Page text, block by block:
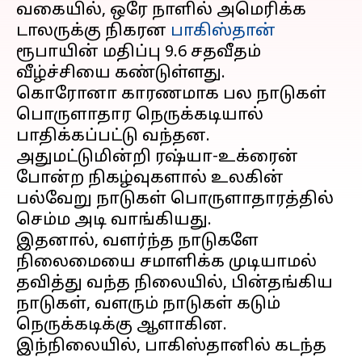
வகையில், ஒரே நாளில் அமெரிக்க
டாலருக்கு நிகரன பாகிஸ்தான்
ரூபாயின் மதிப்பு 9.6 சதவீதம்
வீழ்ச்சியை கண்டுள்ளது.
கொரோனா காரணமாக பல நாடுகள்
பொருளாதார நெருக்கடியால்
பாதிக்கப்பட்டு வந்தன.
அதுமட்டுமின்றி ரஷ்யா-உக்ரைன்
போன்ற நிகழ்வுகளால் உலகின்
பல்வேறு நாடுகள் பொருளாதாரத்தில்
செம்ம அடி வாங்கியது.
இதனால், வளர்ந்த நாடுகளே
நிலைமையை சமாளிக்க முடியாமல்
தவித்து வந்த நிலையில், பின்தங்கிய
நாடுகள், வளரும் நாடுகள் கடும்
நெருக்கடிக்கு ஆளாகின.
இந்நிலையில், பாகிஸ்தானில் கடந்த